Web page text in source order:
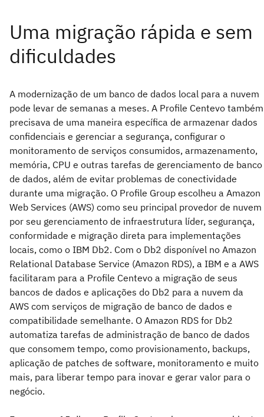
A modernização de um banco de dados local para a nuvem
pode levar de semanas a meses. A Profile Centevo também
precisava de uma maneira específica de armazenar dados
confidenciais e gerenciar a segurança, configurar o
monitoramento de serviços consumidos, armazenamento,
memória, CPU e outras tarefas de gerenciamento de banco
de dados, além de evitar problemas de conectividade
durante uma migração. O Profile Group escolheu a Amazon
Web Services (AWS) como seu principal provedor de nuvem
por seu gerenciamento de infraestrutura líder, segurança,
conformidade e migração direta para implementações
locais, como o IBM Db2. Com o Db2 disponível no Amazon
Relational Database Service (Amazon RDS), a IBM e a AWS
facilitaram para a Profile Centevo a migração de seus
bancos de dados e aplicações do Db2 para a nuvem da
AWS com serviços de migração de banco de dados e
compatibilidade semelhante. O Amazon RDS for Db2
automatiza tarefas de administração de banco de dados
que consomem tempo, como provisionamento, backups,
aplicação de patches de software, monitoramento e muito
mais, para liberar tempo para inovar e gerar valor para o
negócio.